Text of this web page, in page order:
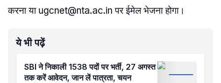
करना या ugcnet@nta.ac.in पर ईमेल भेजना होगा।
ये भी पढ़ें
SBI ने निकाली 1538 पदों पर भर्ती, 27 अगस्त
तक करें आवेदन, जान लें पात्रता, चयन